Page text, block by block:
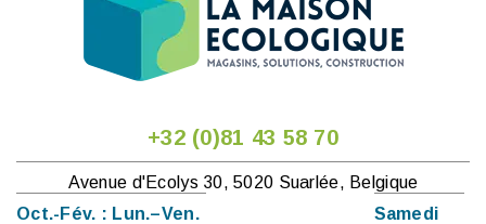
+32 (0)81 43 58 70
Avenue d'Ecolys 30, 5020 Suarlée, Belgique
Oct.-Fév. : Lun.–Ven.
Samedi